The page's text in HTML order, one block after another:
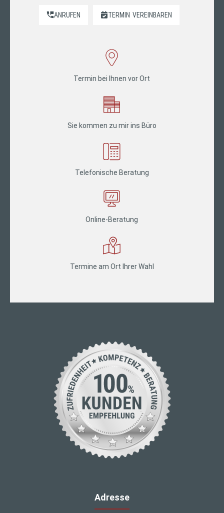
ANRUFEN TERMIN VEREINBAREN
Termin bei Ihnen vor Ort
Sie kommen zu mir ins Büro
Telefonische Beratung
Online-Beratung
Termine am Ort Ihrer Wahl
Adresse